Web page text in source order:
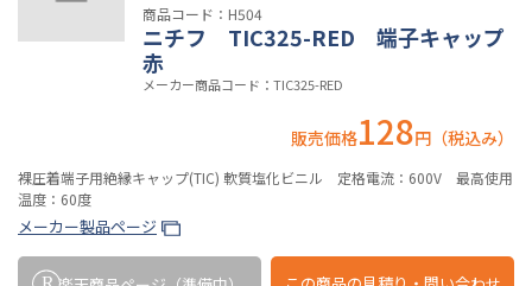
商品コード：H504
ニチフ TIC325-RED 端子キャップ
赤
メーカー商品コード：TIC325-RED
販売価格128円（税込み）
裸圧着端子用絶縁キャップ(TIC) 軟質塩化ビニル 定格電流：600V 最高使用
温度：60度
メーカー製品ページ